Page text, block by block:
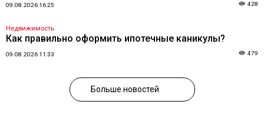
09.08.2026 16:25 428
Недвижимость
Как правильно оформить ипотечные каникулы?
09.08.2026 11:33 479
Больше новостей